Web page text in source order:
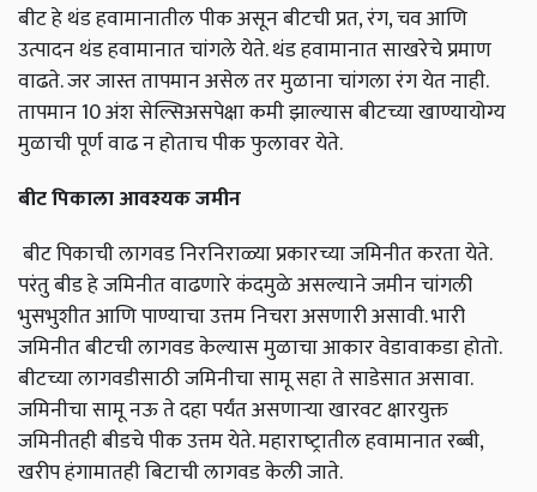
बीट हे थंड हवामानातील पीक असून बीटची प्रत, रंग, चव आणि
उत्पादन थंड हवामानात चांगले येते. थंड हवामानात साखरेचे प्रमाण
वाढते. जर जास्त तापमान असेल तर मुळाना चांगला रंग येत नाही.
तापमान 10 अंश सेल्सिअसपेक्षा कमी झाल्यास बीटच्या खाण्यायोग्य
मुळाची पूर्ण वाढ न होताच पीक फुलावर येते.
बीट पिकाला आवश्यक जमीन
बीट पिकाची लागवड निरनिराळ्या प्रकारच्या जमिनीत करता येते.
परंतु बीड हे जमिनीत वाढणारे कंदमुळे असल्याने जमीन चांगली
भुसभुशीत आणि पाण्याचा उत्तम निचरा असणारी असावी. भारी
जमिनीत बीटची लागवड केल्यास मुळाचा आकार वेडावाकडा होतो.
बीटच्या लागवडीसाठी जमिनीचा सामू सहा ते साडेसात असावा.
जमिनीचा सामू नऊ ते दहा पर्यंत असणाऱ्या खारवट क्षारयुक्त
जमिनीतही बीडचे पीक उत्तम येते. महाराष्‍ट्रातील हवामानात रब्बी,
खरीप हंगामातही बिटाची लागवड केली जाते.